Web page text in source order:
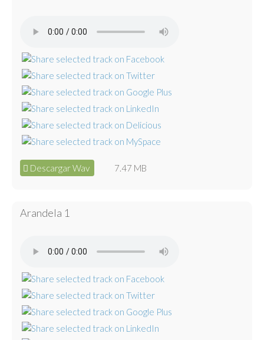
Descargar Wav 7.47 MB
Arandela 1